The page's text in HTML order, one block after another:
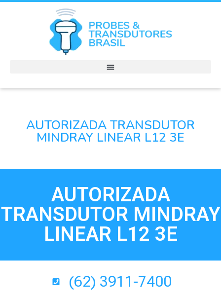
AUTORIZADA TRANSDUTOR
MINDRAY LINEAR L12 3E
AUTORIZADA
TRANSDUTOR MINDRAY
LINEAR L12 3E
(62) 3911-7400